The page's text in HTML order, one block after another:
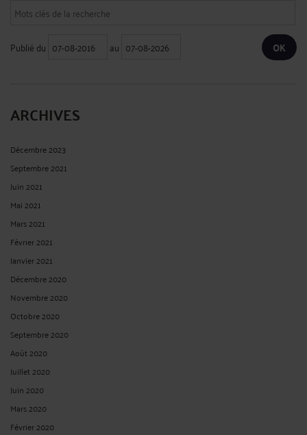
Publié du au
ARCHIVES
Décembre 2023
Septembre 2021
Juin 2021
Mai 2021
Mars 2021
Février 2021
Janvier 2021
Décembre 2020
Novembre 2020
Octobre 2020
Septembre 2020
Août 2020
Juillet 2020
Juin 2020
Mars 2020
Février 2020